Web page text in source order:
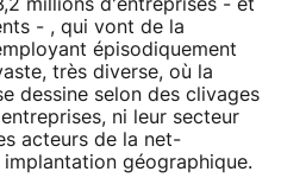
millions d'entreprises - et
- , qui vont de la
épisodiquement
très diverse, où la
dessine selon des clivages
ni leur secteur
acteurs de la net-
géographique.